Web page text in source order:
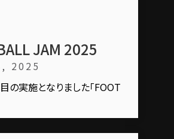
JAM 2025
2025
の実施となりました「FOOT